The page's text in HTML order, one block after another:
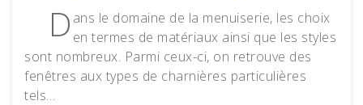
D ans le domaine de la menuiserie, les choix
en termes de matériaux ainsi que les styles
sont nombreux. Parmi ceux-ci, on retrouve des
fenêtres aux types de charnières particulières
tels…